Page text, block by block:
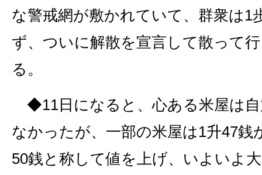
な警戒網が敷かれていて、群衆は1
ず、ついに解散を宣言して散って
る。
◆11日になると、心ある米屋は
なかったが、一部の米屋は1升47銭
50銭と称して値を上げ、いよいよ